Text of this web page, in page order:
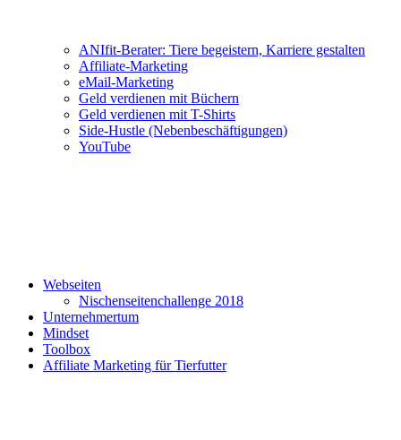
ANIfit-Berater: Tiere begeistern, Karriere gestalten
Affiliate-Marketing
eMail-Marketing
Geld verdienen mit Büchern
Geld verdienen mit T-Shirts
Side-Hustle (Nebenbeschäftigungen)
YouTube
Webseiten
Nischenseitenchallenge 2018
Unternehmertum
Mindset
Toolbox
Affiliate Marketing für Tierfutter